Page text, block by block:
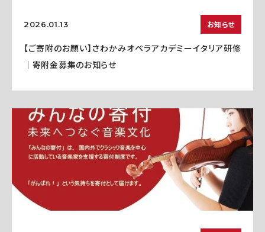
2026.01.13 お知らせ
【ご寄附のお願い】さわかみオペラアカデミーイタリア研修
｜寄附金募集のお知らせ